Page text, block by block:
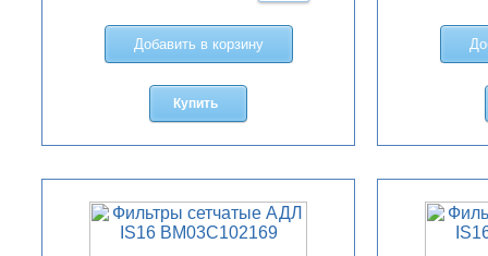
Добавить в корзину
Купить